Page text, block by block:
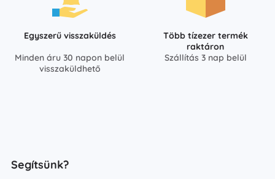
Egyszerű visszaküldés
Minden áru 30 napon belül
visszaküldhető
Több tízezer termék
raktáron
Szállítás 3 nap belül
Segítsünk?